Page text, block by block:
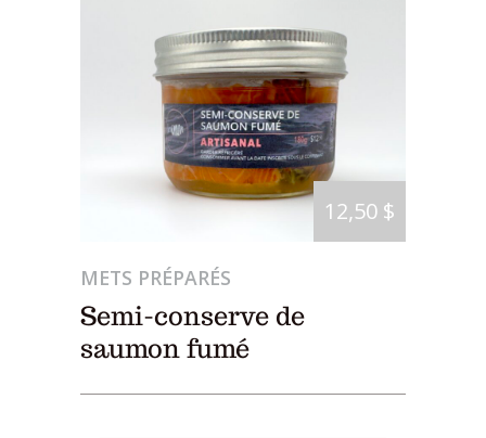
METS PRÉPARÉS
Semi-conserve de
saumon fumé
12,50 $